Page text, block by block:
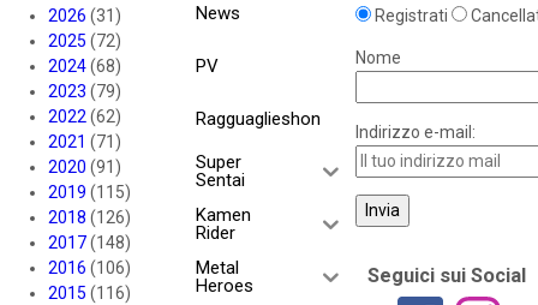
2026 (31)
2025 (72)
2024(68)
2023 (79)
2022(62)
2021 (71)
2020 (91)
2019 (115)
2018 (126)
2017(148)
2016 (106)
2015 (116)
News
PV
Ragguaglieshon
Super
Sentai
Kamen
Rider
Metal
Heroes
Registrati
Nome
Indirizzo e-mail:
Seguici sui Social